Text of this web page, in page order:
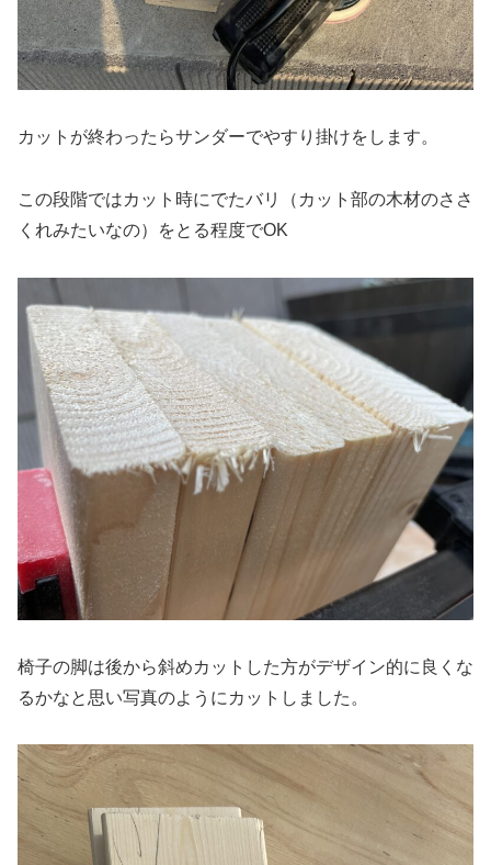
カットが終わったらサンダーでやすり掛けをします。
この段階ではカット時にでたバリ（カット部の木材のささ
くれみたいなの）をとる程度でOK
椅子の脚は後から斜めカットした方がデザイン的に良くな
るかなと思い写真のようにカットしました。